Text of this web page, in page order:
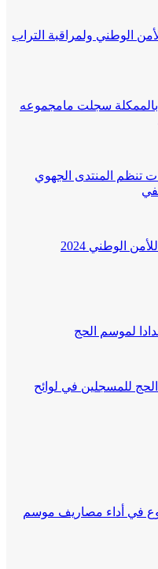
الوطني ولمراقبة التراب
بالممكلة سجلت مامجموعه
تنظم المنتدى الجهوي
الوطني 2024
لموسم الحج
للمسجلين في لوائح
في أداء مصاريف موسم